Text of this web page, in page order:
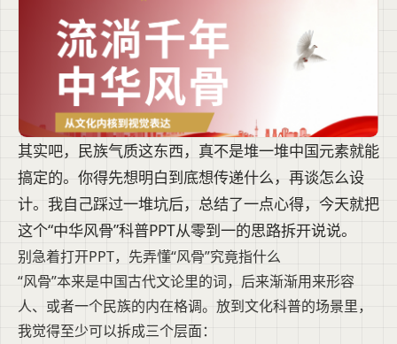
其实吧，民族气质这东西，真不是堆一堆中国元素就能
搞定的。你得先想明白到底想传递什么，再谈怎么设
计。我自己踩过一堆坑后，总结了一点心得，今天就把
这个“中华风骨”科普PPT从零到一的思路拆开说说。
别急着打开PPT，先弄懂“风骨”究竟指什么
“风骨”本来是中国古代文论里的词，后来渐渐用来形容
人、或者一个民族的内在格调。放到文化科普的场景里，
我觉得至少可以拆成三个层面：